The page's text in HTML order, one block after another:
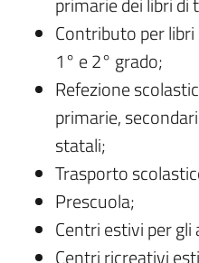
Contributo per
1° e 2° grado;
Refezione
primarie,
statali;
Trasporto
Prescuola;
Centri estivi per
Centri ricreativi